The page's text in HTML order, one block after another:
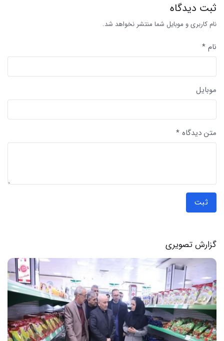
ثبت دیدگاه
نام کاربری و موبایل شما منتشر نخواهد شد.
نام *
موبایل
متن دیدگاه *
ثبت
گزارش تصویری